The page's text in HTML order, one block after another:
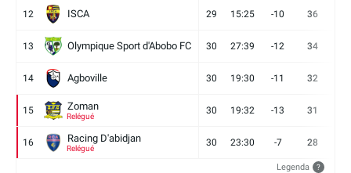
12 ISCA 29 15:25 -10 36
13 Olympique Sport d'Abobo FC 30 27:39 -12 34
14 Agboville 30 19:30 -11 32
15 Zoman
Relégué
30 19:32 -13 31
16 Racing D'abidjan
Relégué
30 23:30 -7 28
Legenda ?